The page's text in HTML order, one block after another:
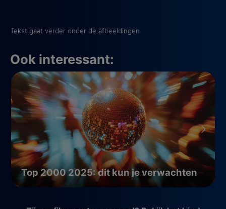
Tekst gaat verder onder de afbeeldingen
Ook interessant:
Top 2000 2025: dit kun je verwachten